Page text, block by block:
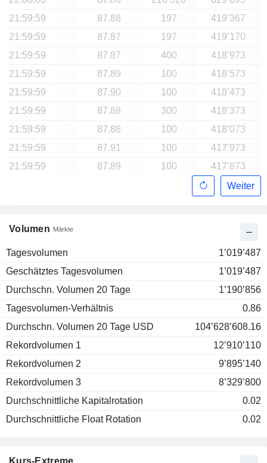
Volumen Märkte
Tagesvolumen
1’019’487
Geschätztes Tagesvolumen
1’019’487
Durchschn. Volumen 20 Tage
1’190’856
Tagesvolumen-Verhältnis
0.86
Durchschn. Volumen 20 Tage USD
104’628’608.16
Rekordvolumen 1
12’910’110
Rekordvolumen 2
9’895’140
Rekordvolumen 3
8’329’800
Durchschnittliche Kapitalrotation
0.02
Durchschnittliche Float Rotation
0.02
21:59:59
87.88 197
419’367
21:59:59
87.87 197
419’170
21:59:59
87.87 400
418’973
21:59:59
87.89 100
418’573
21:59:59
87.90 100
418’473
21:59:59
87.88 300
418’373
21:59:59
87.88 100
418’073
21:59:59
87.91 100
417’973
21:59:59
87.89 100
417’873
Weiter